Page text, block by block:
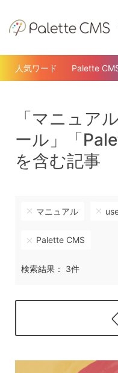
人気ワード Palette
「マニュア
ール」「
を含む記事
マニュアル
Palette CMS
検索結果： 3件